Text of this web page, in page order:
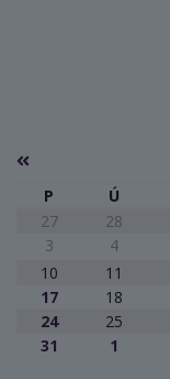
P
Ú
27
28
3
4
10
11
17
18
24
25
31
1